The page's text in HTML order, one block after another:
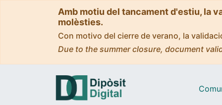
Amb motiu del tancament d'estiu, la
molèsties.
Con motivo del cierre de verano, la
Due to the summer closure, document